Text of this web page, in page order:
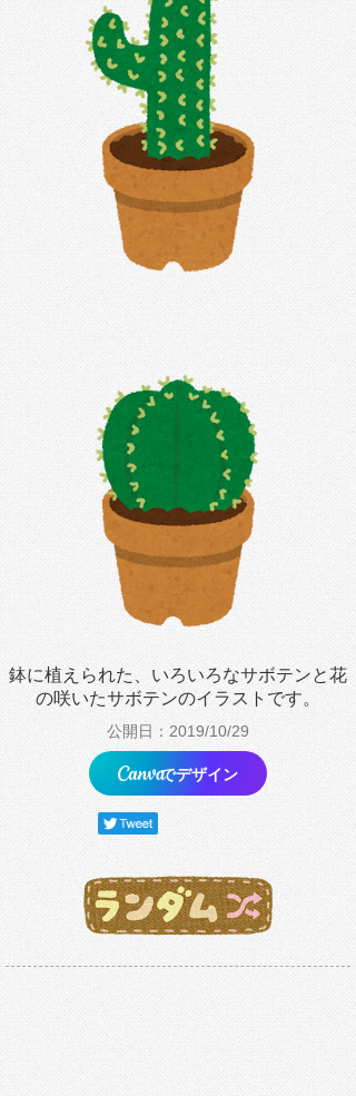
鉢に植えられた、いろいろなサボテンと花
の咲いたサボテンのイラストです。
公開日：2019/10/29
でデザイン